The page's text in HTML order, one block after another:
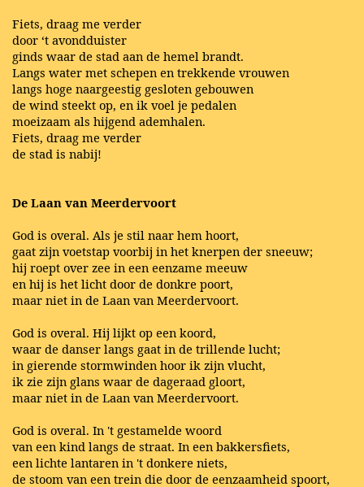
Fiets, draag me verder
door ‘t avondduister
ginds waar de stad aan de hemel brandt.
Langs water met schepen en trekkende vrouwen
langs hoge naargeestig gesloten gebouwen
de wind steekt op, en ik voel je pedalen
moeizaam als hijgend ademhalen.
Fiets, draag me verder
de stad is nabij!
De Laan van Meerdervoort
God is overal. Als je stil naar hem hoort,
gaat zijn voetstap voorbij in het knerpen der sneeuw;
hij roept over zee in een eenzame meeuw
en hij is het licht door de donkre poort,
maar niet in de Laan van Meerdervoort.
God is overal. Hij lijkt op een koord,
waar de danser langs gaat in de trillende lucht;
in gierende stormwinden hoor ik zijn vlucht,
ik zie zijn glans waar de dageraad gloort,
maar niet in de Laan van Meerdervoort.
God is overal. In 't gestamelde woord
van een kind langs de straat. In een bakkersfiets,
een lichte lantaren in 't donkere niets,
de stoom van een trein die door de eenzaamheid spoort,